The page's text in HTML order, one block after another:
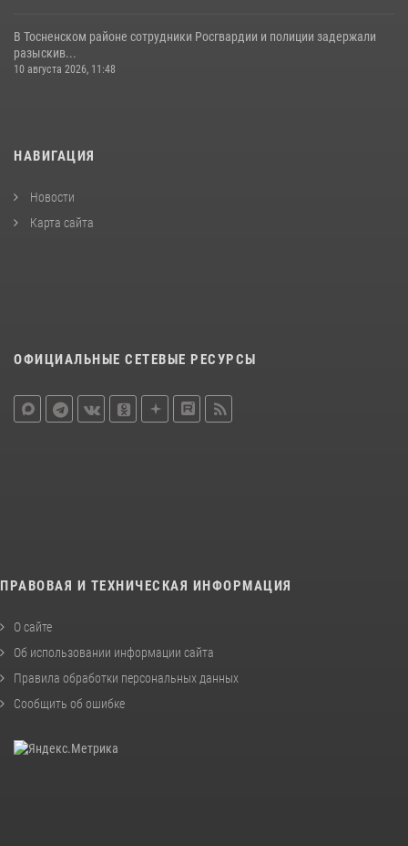
В Тосненском районе сотрудники Росгвардии и полиции задержали
разыскив...
10 августа 2026, 11:48
НАВИГАЦИЯ
Новости
Карта сайта
ОФИЦИАЛЬНЫЕ СЕТЕВЫЕ РЕСУРСЫ
ПРАВОВАЯ И ТЕХНИЧЕСКАЯ ИНФОРМАЦИЯ
О сайте
Об использовании информации сайта
Правила обработки персональных данных
Сообщить об ошибке